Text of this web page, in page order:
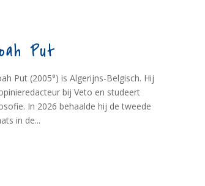
Put
Put (2005°) is Algerijns-Belgisch. Hij
bij Veto en studeert
In 2026 behaalde hij de tweede
in de...